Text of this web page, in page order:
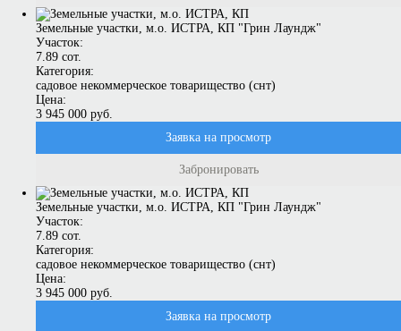
Земельные участки, м.о. ИСТРА, КП "Грин Лаундж"
Участок:
7.89 сот.
Категория:
садовое некоммерческое товарищество (снт)
Цена:
3 945 000 руб.
Заявка на просмотр
Забронировать
Земельные участки, м.о. ИСТРА, КП "Грин Лаундж"
Участок:
7.89 сот.
Категория:
садовое некоммерческое товарищество (снт)
Цена:
3 945 000 руб.
Заявка на просмотр